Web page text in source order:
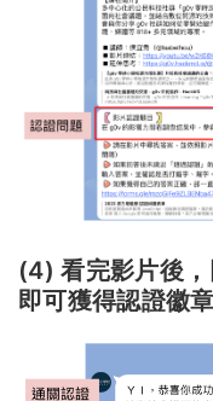
(4) 看完影片後
即可獲得認證徽章